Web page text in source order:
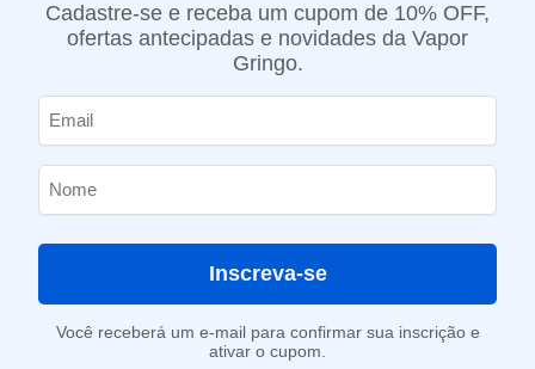
Cadastre-se e receba um cupom de 10% OFF,
ofertas antecipadas e novidades da Vapor
Gringo.
Inscreva-se
Você receberá um e-mail para confirmar sua inscrição e
ativar o cupom.